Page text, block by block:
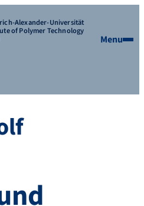
Alexander-Universität
of Polymer Technology
Menu